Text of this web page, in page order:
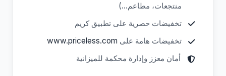
منتجعات، مطاعم...)
تخفيضات حصرية على تطبيق كريم
تخفيضات هامة على www.priceless.com
أمان معزز وإدارة محكمة للميزانية